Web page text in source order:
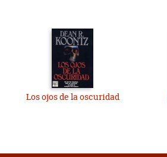
Los ojos de la oscuridad